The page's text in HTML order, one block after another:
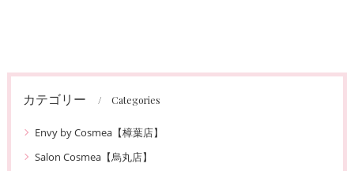
カテゴリー Categories
Envy by Cosmea【樟葉店】
Salon Cosmea【烏丸店】